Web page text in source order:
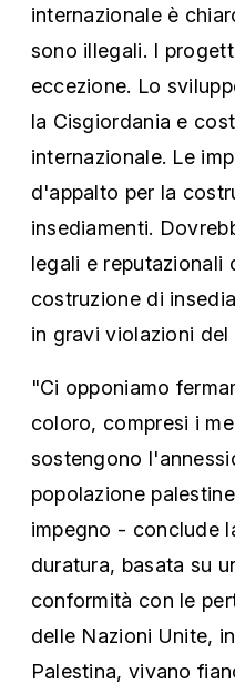
internazionale è
sono illegali. I
eccezione. Lo
la Cisgiordania e
internazionale. Le
d'appalto per la
insediamenti.
legali e reputazionali
costruzione di
in gravi violazioni
"Ci opponiamo
coloro, compresi i
sostengono
popolazione
impegno - conclude
duratura, basata su
conformità con le
delle Nazioni Unite,
Palestina, vivano